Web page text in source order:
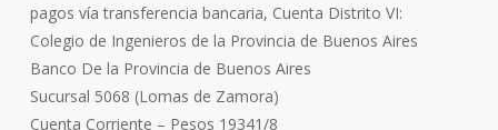
pagos vía transferencia bancaria, Cuenta Distrito VI:
Colegio de Ingenieros de la Provincia de Buenos Aires
Banco De la Provincia de Buenos Aires
Sucursal 5068 (Lomas de Zamora)
Cuenta Corriente – Pesos 19341/8